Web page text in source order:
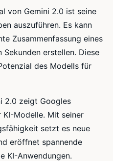
von Gemini 2.0 ist seine
auszuführen. Es kann
Zusammenfassung eines
Sekunden erstellen. Diese
des Modells für
2.0 zeigt Googles
KI-Modelle. Mit seiner
setzt es neue
eröffnet spannende
KI-Anwendungen.